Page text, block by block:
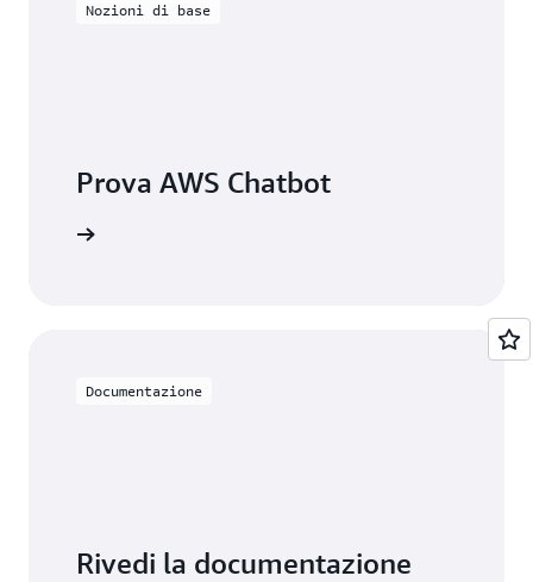
Nozioni di base
Prova AWS Chatbot
Documentazione
Rivedi la documentazione